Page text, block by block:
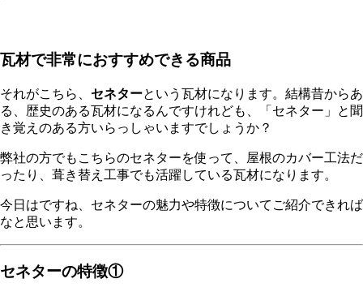
瓦材で非常におすすめできる商品
それがこちら、 セネターという瓦材になります。結構昔からあ
る、歴史のある瓦材になるんですけれども、「セネター」と聞
き覚えのある方いらっしゃいますでしょうか？
弊社の方でもこちらのセネターを使って、屋根のカバー工法だ
ったり、葺き替え工事でも活躍している瓦材になります。
今日はですね、セネターの魅力や特徴についてご紹介できれば
なと思います。
セネターの特徴①